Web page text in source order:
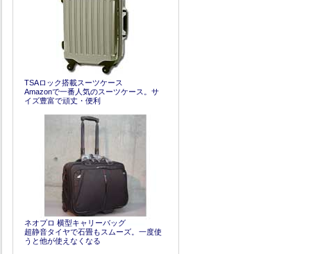
TSAロック搭載スーツケース
Amazonで一番人気のスーツケース。サ
イズ豊富で頑丈・便利
ネオプロ 横型キャリーバッグ
超静音タイヤで石畳もスムーズ。一度使
うと他が使えなくなる